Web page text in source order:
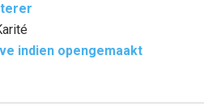
indien opengemaakt